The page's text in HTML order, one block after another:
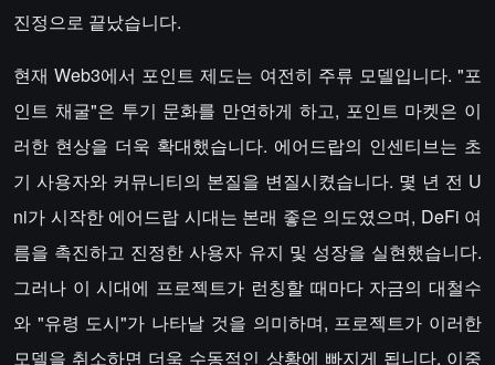
진정으로 끝났습니다.
현재 Web3에서 포인트 제도는 여전히 주류 모델입니다. "포
인트 채굴"은 투기 문화를 만연하게 하고, 포인트 마켓은 이
러한 현상을 더욱 확대했습니다. 에어드랍의 인센티브는 초
기 사용자와 커뮤니티의 본질을 변질시켰습니다. 몇 년 전 U
ni가 시작한 에어드랍 시대는 본래 좋은 의도였으며, DeFi 여
름을 촉진하고 진정한 사용자 유지 및 성장을 실현했습니다.
그러나 이 시대에 프로젝트가 런칭할 때마다 자금의 대철수
와 "유령 도시"가 나타날 것을 의미하며, 프로젝트가 이러한
모델을 취소하면 더욱 수동적인 상황에 빠지게 됩니다. 이중